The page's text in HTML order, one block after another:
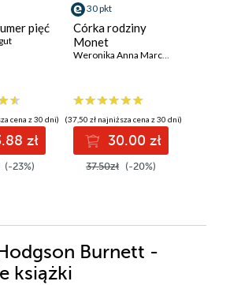
pięć
cena z 30 dni)
zł
(-23%)
30 pkt
Córka rodziny
Monet
Weronika Anna Marczak
(37,50 zł najniższa cena z 30 dni)
30.00 zł
37.50zł (-20%)
Burnett -
książki